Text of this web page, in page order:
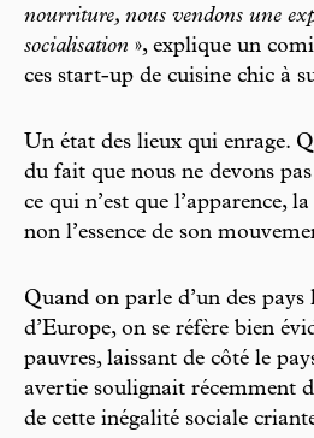
nourriture, nous vendons une
socialisation », explique un
ces start-up de cuisine chic à
Un état des lieux qui enrage.
du fait que nous ne devons
ce qui n’est que l’apparence,
non l’essence de son
Quand on parle d’un des pays
d’Europe, on se réfère bien
pauvres, laissant de côté le
avertie soulignait récemment
de cette inégalité sociale